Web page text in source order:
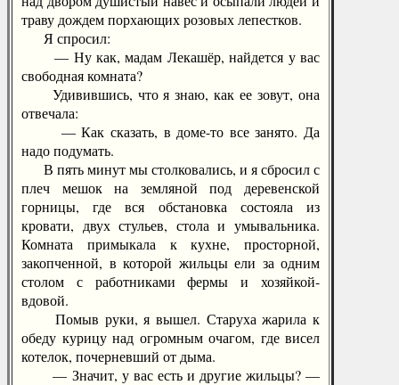
траву дождем порхающих розовых лепестков.
Я спросил:
— Ну как, мадам Лекашёр, найдется у вас
свободная комната?
Удивившись, что я знаю, как ее зовут, она
отвечала:
— Как сказать, в доме-то все занято. Да
надо подумать.
В пять минут мы столковались, и я сбросил с
плеч мешок на земляной под деревенской
горницы, где вся обстановка состояла из
кровати, двух стульев, стола и умывальника.
Комната примыкала к кухне, просторной,
закопченной, в которой жильцы ели за одним
столом с работниками фермы и хозяйкой-
вдовой.
Помыв руки, я вышел. Старуха жарила к
обеду курицу над огромным очагом, где висел
котелок, почерневший от дыма.
— Значит, у вас есть и другие жильцы? —